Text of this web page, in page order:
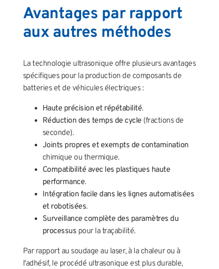
Avantages par rapport
aux autres méthodes
La technologie ultrasonique offre plusieurs avantages
spécifiques pour la production de composants de
batteries et de véhicules électriques :
Haute précision et répétabilité.
Réduction des temps de cycle (fractions de
seconde).
Joints propres et exempts de contamination
chimique ou thermique.
Compatibilité avec les plastiques haute
performance.
Intégration facile dans les lignes automatisées
et robotisées.
Surveillance complète des paramètres du
processus pour la traçabilité.
Par rapport au soudage au laser, à la chaleur ou à
l'adhésif, le procédé ultrasonique est plus durable,